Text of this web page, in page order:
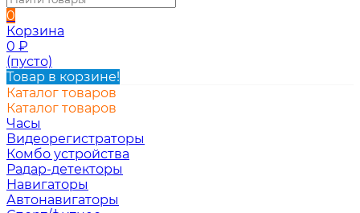
0
Корзина
0 ₽
(пусто)
Товар в корзине!
Каталог товаров
Каталог товаров
Часы
Видеорегистраторы
Комбо устройства
Радар-детекторы
Навигаторы
Автонавигаторы